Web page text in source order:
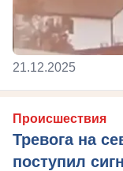
21.12.2025
Происшествия
Тревога на
поступил